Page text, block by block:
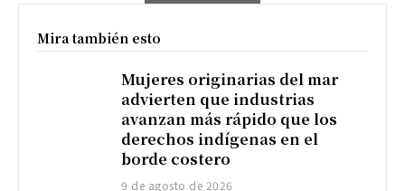
Mira también esto
Mujeres originarias del mar
advierten que industrias
avanzan más rápido que los
derechos indígenas en el
borde costero
9 de agosto de 2026